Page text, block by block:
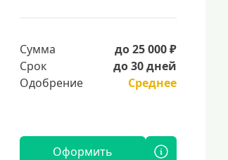
Сумма
до 25 000 ₽
Срок
до 30 дней
Одобрение
Среднее
Оформить